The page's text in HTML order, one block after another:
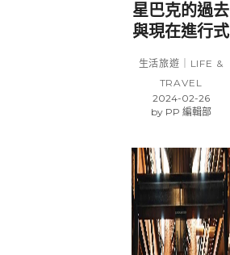
星巴克的過去
與現在進行式
生活旅遊｜LIFE &
TRAVEL
2024-02-26
byPP 編輯部